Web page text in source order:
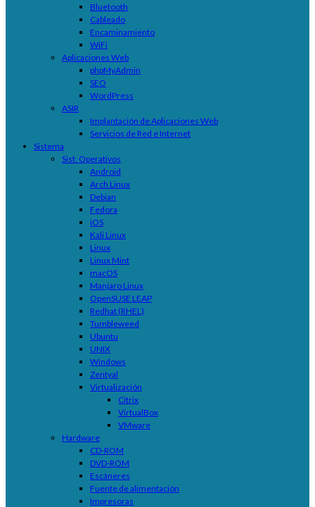
Bluetooth
Cableado
Encaminamiento
WiFi
Aplicaciones Web
phpMyAdmin
SEO
WordPress
ASIR
Implantación de Aplicaciones Web
Servicios de Red e Internet
Sistema
Sist. Operativos
Android
Arch Linux
Debian
Fedora
iOS
Kali Linux
Linux
Linux Mint
macOS
Manjaro Linux
OpenSUSE LEAP
Redhat (RHEL)
Tumbleweed
Ubuntu
UNIX
Windows
Zentyal
Virtualización
Citrix
VirtualBox
VMware
Hardware
CD-ROM
DVD-ROM
Escáneres
Fuente de alimentación
Impresoras